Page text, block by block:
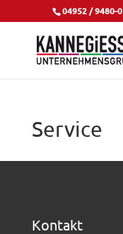
04952 / 9480-0
Service
Kontakt